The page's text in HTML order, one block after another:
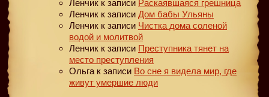
Ленчик к записи Раскаявшаяся грешница
Ленчик к записи Дом бабы Ульяны
Ленчик к записи Чистка дома соленой
водой и молитвой
Ленчик к записи Преступника тянет на
место преступления
Ольга к записи Во сне я видела мир, где
живут умершие люди